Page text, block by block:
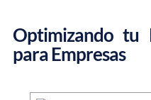
Optimizando tu
para Empresas